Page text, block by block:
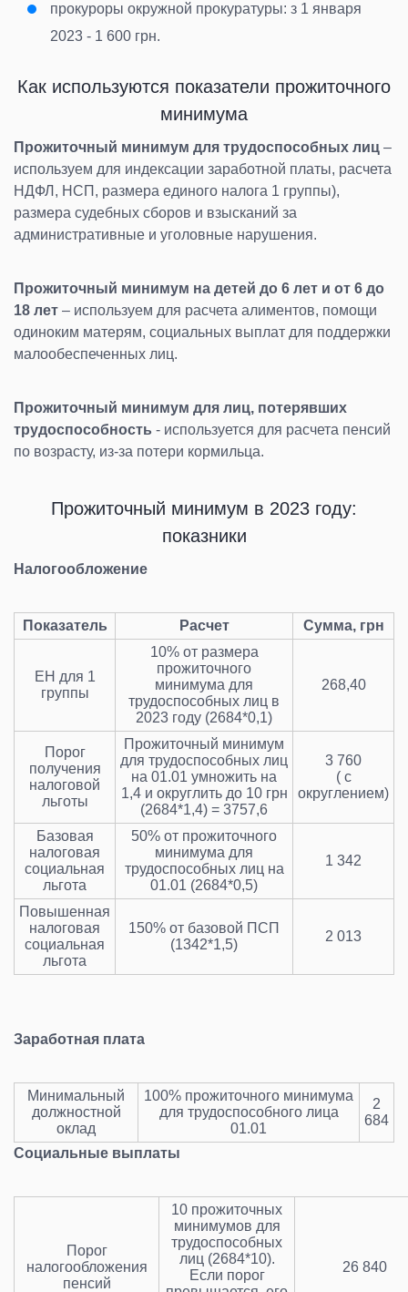
прокуроры окружной прокуратуры: з 1 января
2023 - 1 600 грн.
Как используются показатели прожиточного
минимума
Прожиточный минимум для трудоспособных лиц –
используем для индексации заработной платы, расчета
НДФЛ, НСП, размера единого налога 1 группы),
размера судебных сборов и взысканий за
административные и уголовные нарушения.
Прожиточный минимум на детей до 6 лет и от 6 до
18 лет – используем для расчета алиментов, помощи
одиноким матерям, социальных выплат для поддержки
малообеспеченных лиц.
Прожиточный минимум для лиц, потерявших
трудоспособность - используется для расчета пенсий
по возрасту, из-за потери кормильца.
Прожиточный минимум в 2023 году:
показники
Налогообложение
Показатель Расчет Сумма, грн
ЕН для 1
группы
10% от размера
прожиточного
минимума для
трудоспособных лиц в
2023 году (2684*0,1)
268,40
Порог
получения
налоговой
льготы
Прожиточный минимум
для трудоспособных лиц
на 01.01 умножить на
1,4 и округлить до 10 грн
(2684*1,4) = 3757,6
3 760
( с
округлением)
Базовая
налоговая
социальная
льгота
50% от прожиточного
минимума для
трудоспособных лиц на
01.01 (2684*0,5)
1 342
Повышенная
налоговая
социальная
льгота
150% от базовой ПСП
(1342*1,5)
2 013
Заработная плата
Минимальный
должностной
оклад
100% прожиточного минимума
для трудоспособного лица
01.01
2
684
Социальные выплаты
Порог
налогообложения
пенсий
10 прожиточных
минимумов для
трудоспособных
лиц (2684*10).
Если порог
26 840